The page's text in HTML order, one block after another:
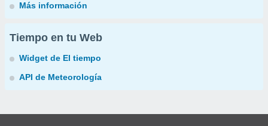
Más información
Tiempo en tu Web
Widget de El tiempo
API de Meteorología